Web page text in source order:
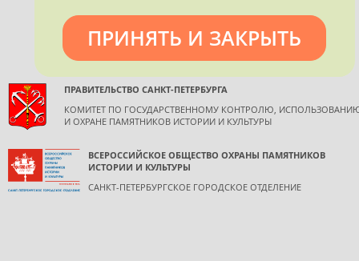
ПРАВИТЕЛЬСТВО САНКТ-ПЕТЕРБУРГА
КОМИТЕТ ПО ГОСУДАРСТВЕННОМУ КОНТРОЛЮ,
И ОХРАНЕ ПАМЯТНИКОВ ИСТОРИИ И КУЛЬТУРЫ
ВСЕРОССИЙСКОЕ ОБЩЕСТВО ОХРАНЫ ПАМЯТНИКОВ
ИСТОРИИ И КУЛЬТУРЫ
САНКТ-ПЕТЕРБУРГСКОЕ ГОРОДСКОЕ ОТДЕЛЕНИЕ
ПРИНЯТЬ И ЗАКРЫТЬ